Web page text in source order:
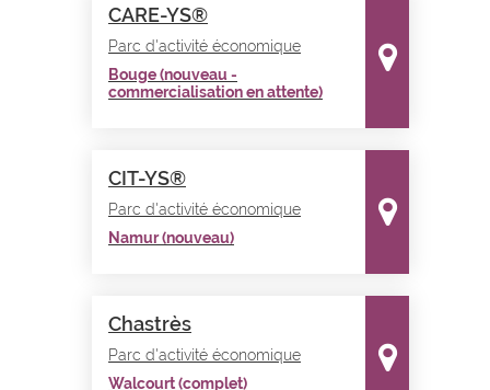
CARE-YS®
Parc d'activité économique
Bouge (nouveau -
commercialisation en attente)
CIT-YS®
Parc d'activité économique
Namur (nouveau)
Chastrès
Parc d'activité économique
Walcourt (complet)